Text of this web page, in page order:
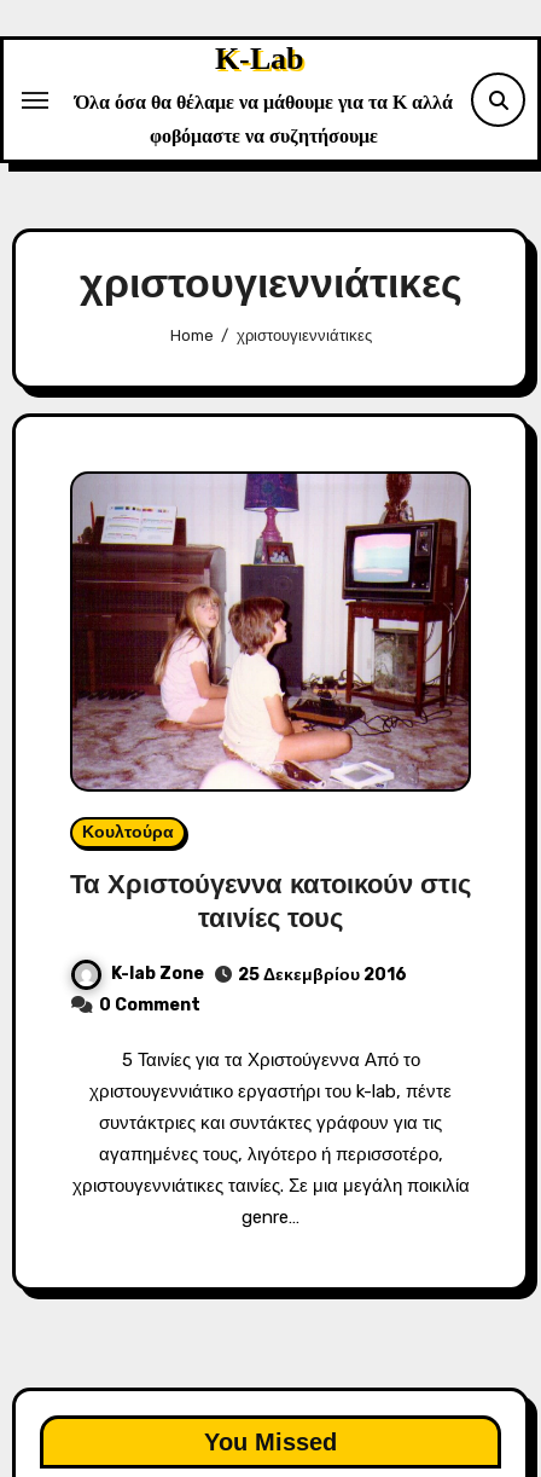
K-Lab
Όλα όσα θα θέλαμε να μάθουμε για τα Κ αλλά
φοβόμαστε να συζητήσουμε
χριστουγιεννιάτικες
Home χριστουγιεννιάτικες
Κουλτούρα
Τα Χριστούγεννα κατοικούν στις
ταινίες τους
K-lab Zone
25 Δεκεμβρίου 2016
0 Comment
5 Ταινίες για τα Χριστούγεννα Από το
χριστουγεννιάτικο εργαστήρι του k-lab, πέντε
συντάκτριες και συντάκτες γράφουν για τις
αγαπημένες τους, λιγότερο ή περισσοτέρο,
χριστουγεννιάτικες ταινίες. Σε μια μεγάλη ποικιλία
genre…
You Missed